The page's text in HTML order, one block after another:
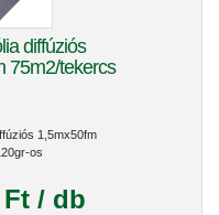
diffúziós
75m2/tekercs
1,5mx50fm
os
Ft / db